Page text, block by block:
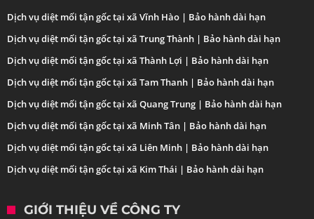
Dịch vụ diệt mối tận gốc tại xã Vĩnh Hào | Bảo hành dài hạn
Dịch vụ diệt mối tận gốc tại xã Trung Thành | Bảo hành dài hạn
Dịch vụ diệt mối tận gốc tại xã Thành Lợi | Bảo hành dài hạn
Dịch vụ diệt mối tận gốc tại xã Tam Thanh | Bảo hành dài hạn
Dịch vụ diệt mối tận gốc tại xã Quang Trung | Bảo hành dài hạn
Dịch vụ diệt mối tận gốc tại xã Minh Tân | Bảo hành dài hạn
Dịch vụ diệt mối tận gốc tại xã Liên Minh | Bảo hành dài hạn
Dịch vụ diệt mối tận gốc tại xã Kim Thái | Bảo hành dài hạn
GIỚI THIỆU VỀ CÔNG TY